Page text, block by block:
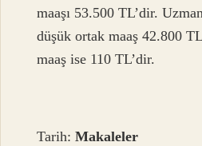
maaşı 53.500 TL’dir.
düşük ortak maaş 42.800
maaş ise 110 TL’dir.
Tarih:Makaleler